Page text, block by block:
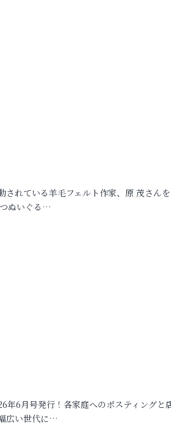
されている羊毛フェルト作家、原 茂さん
ぬいぐる…
年6月号発行！各家庭へのポスティングと
広い世代に…